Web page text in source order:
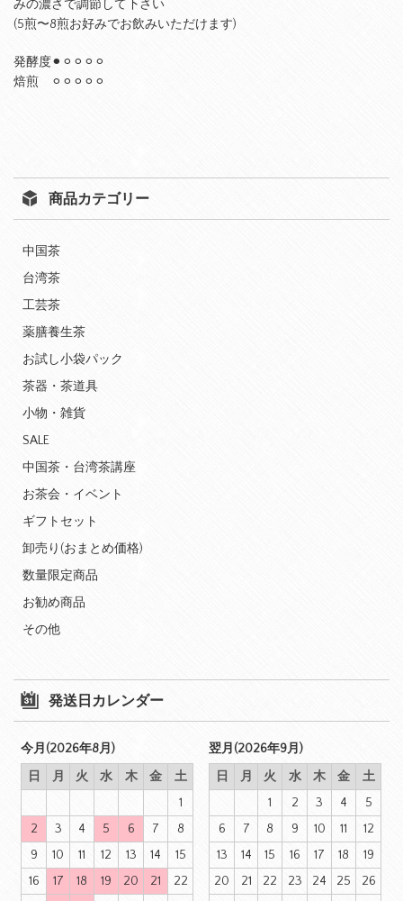
みの濃さで調節して下さい
(5煎〜8煎お好みでお飲みいただけます)
発酵度⚫︎⚪︎⚪︎⚪︎⚪︎
焙煎 ⚪︎⚪︎⚪︎⚪︎⚪︎
商品カテゴリー
中国茶
台湾茶
工芸茶
薬膳養生茶
お試し小袋パック
茶器・茶道具
小物・雑貨
SALE
中国茶・台湾茶講座
お茶会・イベント
ギフトセット
卸売り(おまとめ価格)
数量限定商品
お勧め商品
その他
発送日カレンダー
今月(2026年8月)
日
月 火 水 木 金
土
1
2
3 4 5 6 7
8
9
10 11 12 13 14
15
16
17 18 19 20 21
22
翌月(2026年9月)
日
月 火 水 木 金
土
1
2 3 4
5
6
7 8 9 10 11
12
13
14 15 16 17 18
19
20
21 22 23 24 25
26